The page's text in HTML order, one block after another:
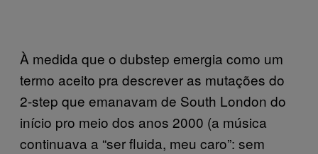
À medida que o dubstep emergia como um
termo aceito pra descrever as mutações do
2-step que emanavam de South London do
início pro meio dos anos 2000 (a música
continuava a “ser fluida, meu caro”: sem